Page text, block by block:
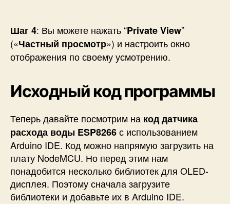
Шаг 4: Вы можете нажать “Private View”
(«Частный просмотр») и настроить окно
отображения по своему усмотрению.
Исходный код программы
Теперь давайте посмотрим на код датчика
расхода воды ESP8266с использованием
Arduino IDE. Код можно напрямую загрузить на
плату NodeMCU. Но перед этим нам
понадобится несколько библиотек для OLED-
дисплея. Поэтому сначала загрузите
библиотеки и добавьте их в Arduino IDE.